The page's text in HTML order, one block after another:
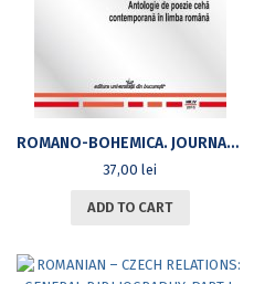
ROMANO-BOHEMICA. JOURNAL FOR CENTRAL EUROPEAN STUDIES, IV/2015
37,00lei
ADD TO CART